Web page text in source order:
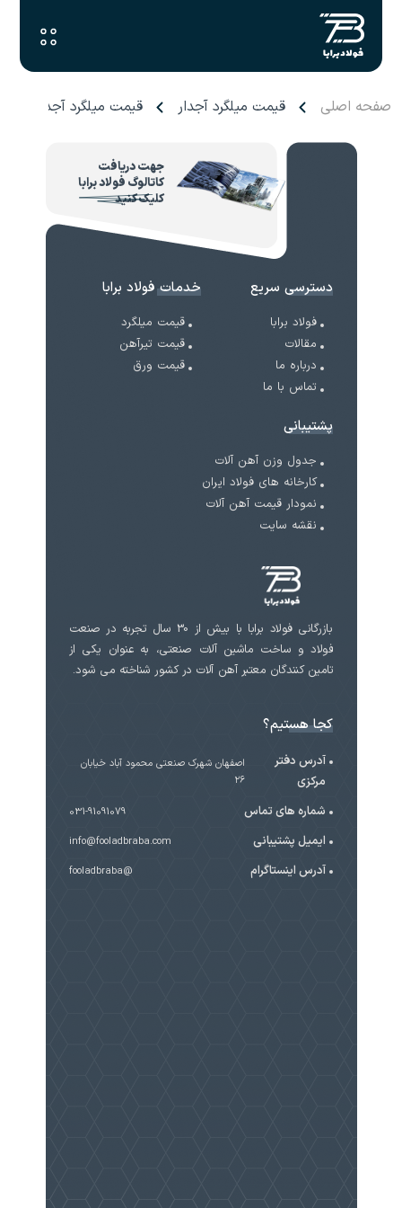
صفحه اصلی قیمت میلگرد آجدار قیمت میلگرد آجدار
جهت دریافت
کاتالوگ فولاد برابا
کلیک کنید
دسترسی سریع
فولاد برابا
مقالات
درباره ما
تماس با ما
خدمات فولاد برابا
قیمت میلگرد
قیمت تیرآهن
قیمت ورق
پشتیبانی
جدول وزن آهن آلات
کارخانه های فولاد ایران
نمودار قیمت آهن آلات
نقشه سایت
بازرگانی فولاد برابا با بیش از 30 سال تجربه در صنعت
فولاد و ساخت ماشین آلات صنعتی، به عنوان یکی از
تامین کنندگان معتبر آهن آلات در کشور شناخته می شود.
کجا هستیم؟
آدرس دفتر
مرکزی
اصفهان شهرک صنعتی محمود آباد خیابان
۲۶
شماره های تماس 031-91091079
ایمیل پشتیبانی info@fooladbraba.com
آدرس اینستاگرام @fooladbraba